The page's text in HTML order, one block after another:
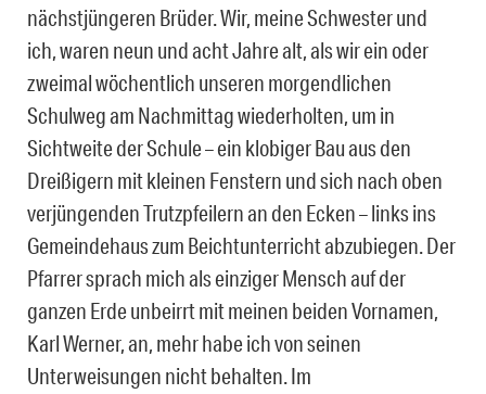
nächstjüngeren Brüder. Wir, meine Schwester und
ich, waren neun und acht Jahre alt, als wir ein oder
zweimal wöchentlich unseren morgendlichen
Schulweg am Nachmittag wiederholten, um in
Sichtweite der Schule – ein klobiger Bau aus den
Dreißigern mit kleinen Fenstern und sich nach oben
verjüngenden Trutzpfeilern an den Ecken – links ins
Gemeindehaus zum Beichtunterricht abzubiegen. Der
Pfarrer sprach mich als einziger Mensch auf der
ganzen Erde unbeirrt mit meinen beiden Vornamen,
Karl Werner, an, mehr habe ich von seinen
Unterweisungen nicht behalten. Im